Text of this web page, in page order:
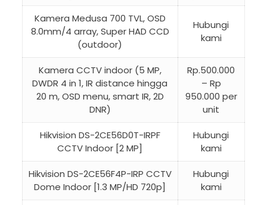
Kamera Medusa 700 TVL, OSD
8.0mm/4 array, Super HAD CCD
(outdoor)
Hubungi
kami
Kamera CCTV indoor (5 MP,
DWDR 4 in 1, IR distance hingga
20 m, OSD menu, smart IR, 2D
DNR)
Rp.500.000
– Rp
950.000 per
unit
Hikvision DS-2CE56D0T-IRPF
CCTV Indoor [2 MP]
Hubungi
kami
Hikvision DS-2CE56F4P-IRP CCTV
Dome Indoor [1.3 MP/HD 720p]
Hubungi
kami